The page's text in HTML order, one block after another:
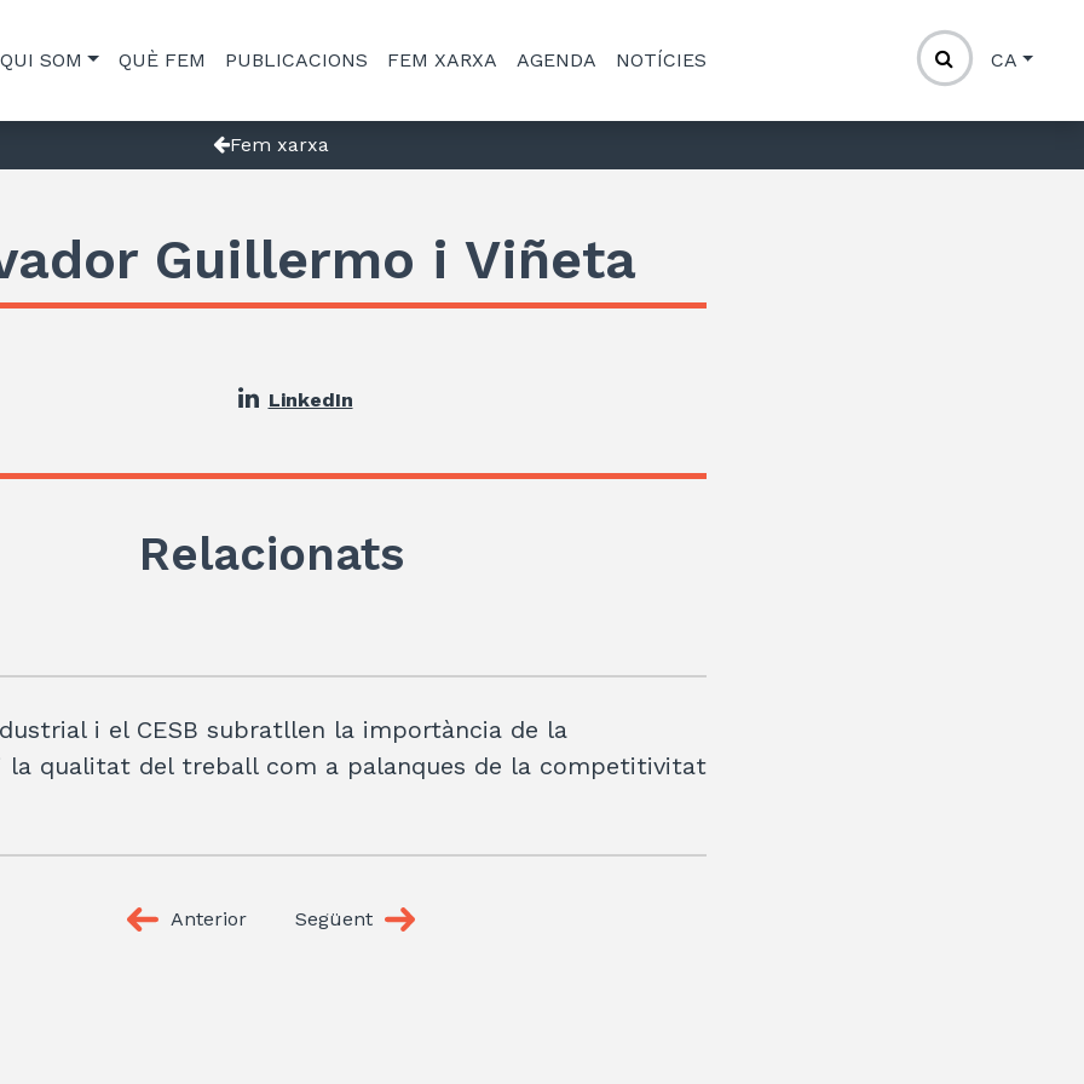
QUI SOM QUÈ FEM PUBLICACIONS FEM XARXA AGENDA NOTÍCIES CA
Fem xarxa
Guillermo i Viñeta
LinkedIn
Relacionats
i el CESB subratllen la importància de la
qualitat del treball com a palanques de la competitivitat
Anterior Següent